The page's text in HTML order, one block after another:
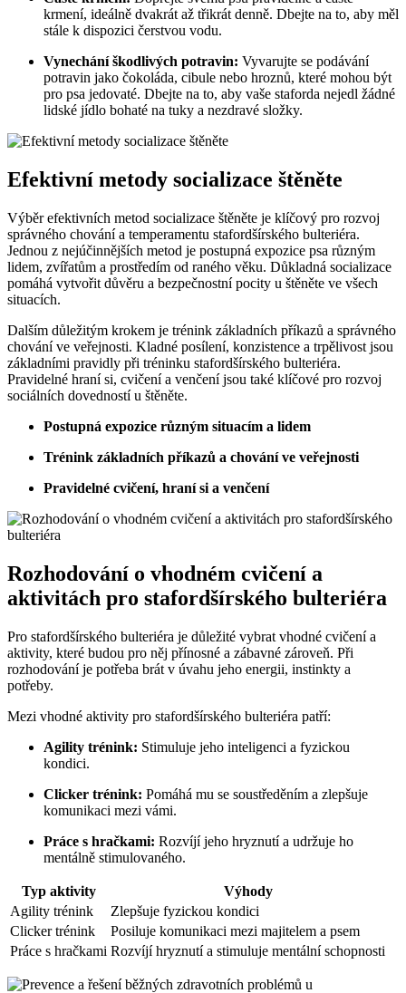
krmení, ideálně dvakrát až třikrát denně. Dbejte na to, aby měl
stále k dispozici čerstvou vodu.
Vynechání škodlivých potravin: Vyvarujte se podávání
potravin jako čokoláda, cibule nebo hroznů, které mohou být
pro psa jedovaté. Dbejte na to, aby vaše staforda nejedl žádné
lidské jídlo bohaté na tuky a nezdravé složky.
Efektivní metody socializace štěněte
Výběr efektivních metod socializace štěněte je klíčový pro rozvoj
správného chování a temperamentu stafordšírského bulteriéra.
Jednou z nejúčinnějších metod je postupná expozice psa různým
lidem, zvířatům a prostředím od raného věku. Důkladná socializace
pomáhá vytvořit důvěru a bezpečnostní pocity u štěněte ve všech
situacích.
Dalším důležitým krokem je trénink základních příkazů a správného
chování ve veřejnosti. Kladné posílení, konzistence a trpělivost jsou
základními pravidly při tréninku stafordšírského bulteriéra.
Pravidelné hraní si, cvičení a venčení jsou také klíčové pro rozvoj
sociálních dovedností u štěněte.
Postupná expozice různým situacím a lidem
Trénink základních příkazů a chování ve veřejnosti
Pravidelné cvičení, hraní si a venčení
Rozhodování o vhodném cvičení a
aktivitách pro stafordšírského bulteriéra
Pro stafordšírského bulteriéra je důležité vybrat vhodné cvičení a
aktivity, které budou pro něj přínosné a zábavné zároveň. Při
rozhodování je potřeba brát v úvahu jeho energii, instinkty a
potřeby.
Mezi vhodné aktivity pro stafordšírského bulteriéra patří:
Agility trénink: Stimuluje jeho inteligenci a fyzickou
kondici.
Clicker trénink: Pomáhá mu se soustředěním a zlepšuje
komunikaci mezi vámi.
Práce s hračkami: Rozvíjí jeho hryznutí a udržuje ho
mentálně stimulovaného.
Typ aktivity
Výhody
Agility trénink
Zlepšuje fyzickou kondici
Clicker trénink
Posiluje komunikaci mezi majitelem a psem
Práce s hračkami Rozvíjí hryznutí a stimuluje mentální schopnosti